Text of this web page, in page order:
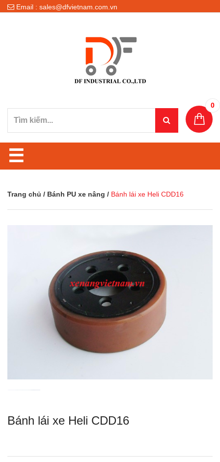
Email : sales@dfvietnam.com.vn
0
☰
Trang chủ / Bánh PU xe nâng / Bánh lái xe Heli CDD16
Bánh lái xe Heli CDD16